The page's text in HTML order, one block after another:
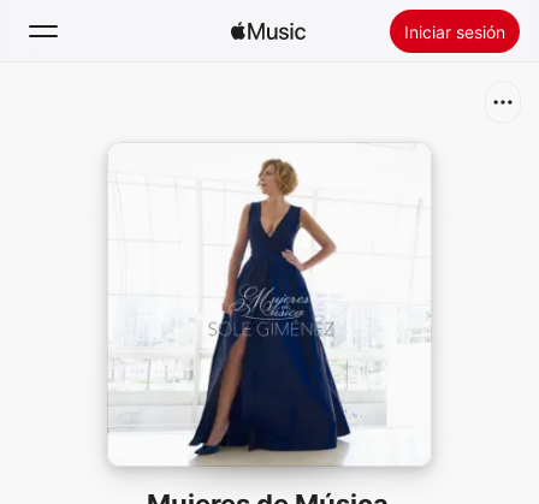
Iniciar sesión
Instalar Apple Music